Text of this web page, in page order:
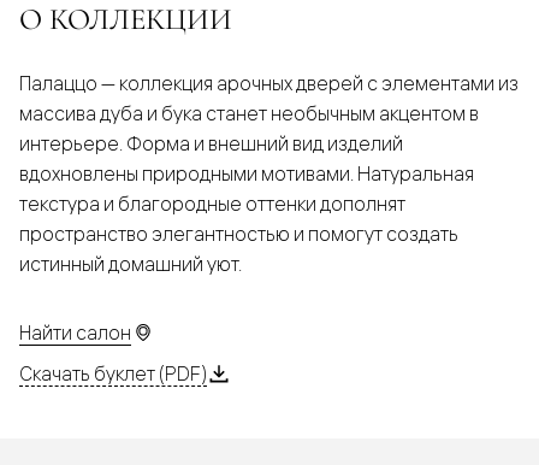
О КОЛЛЕКЦИИ
Палаццо — коллекция арочных дверей с элементами из
массива дуба и бука станет необычным акцентом в
интерьере. Форма и внешний вид изделий
вдохновлены природными мотивами. Натуральная
текстура и благородные оттенки дополнят
пространство элегантностью и помогут создать
истинный домашний уют.
Найти салон
Скачать буклет (PDF)